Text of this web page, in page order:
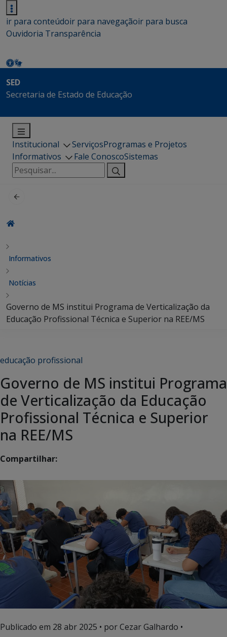
ir para conteúdoir para navegaçãoir para busca
Ouvidoria Transparência
SED
Secretaria de Estado de Educação
Institucional ServiçosProgramas e Projetos
Informativos
Fale ConoscoSistemas
Pesquisar
por:
Informativos
Notícias
Governo de MS institui Programa de Verticalização da
Educação Profissional Técnica e Superior na REE/MS
educação profissional
Governo de MS institui Programa
de Verticalização da Educação
Profissional Técnica e Superior
na REE/MS
Compartilhar:
Publicado em 28 abr 2025 • por Cezar Galhardo •